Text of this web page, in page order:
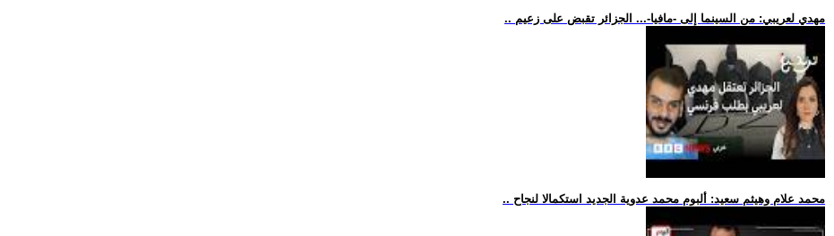
.. مهدي لعريبي: من السينما إلى -مافيا-... الجزائر تقبض على زعيم
.. محمد علام وهيثم سعيد: ألبوم محمد عدوية الجديد استكمالا لنجاح